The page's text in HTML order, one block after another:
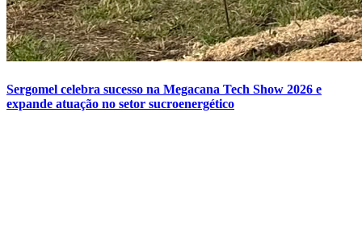
Sergomel celebra sucesso na Megacana Tech Show 2026 e
expande atuação no setor sucroenergético